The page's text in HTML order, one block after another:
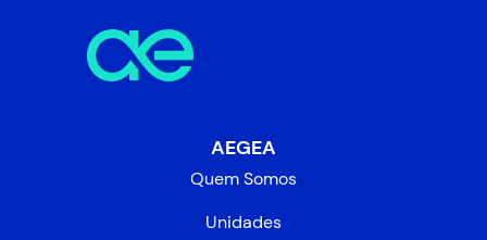
AEGEA
Quem Somos
Unidades